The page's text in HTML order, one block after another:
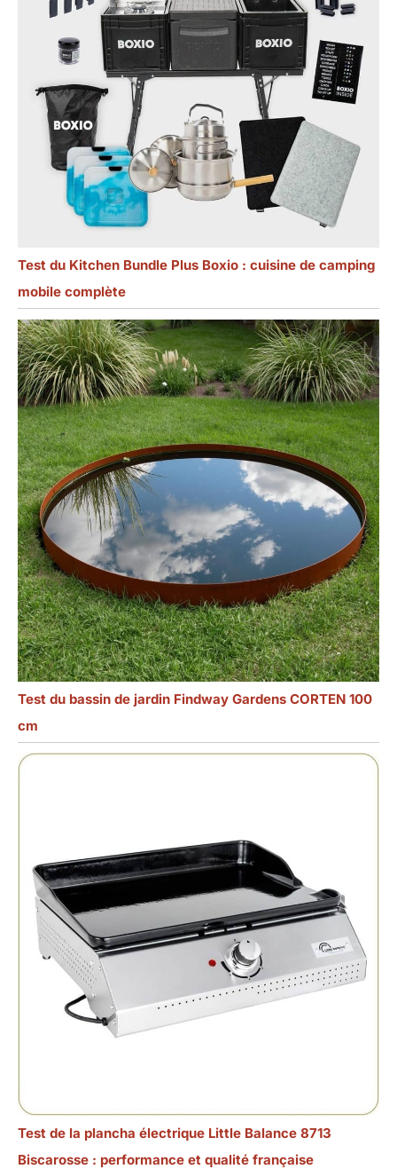
mariages, des fêtes,
des dîners en
famille et d'autres
occasions.
Test du Kitchen Bundle Plus Boxio : cuisine de camping
mobile complète
Test du bassin de jardin Findway Gardens CORTEN 100
cm
Test de la plancha électrique Little Balance 8713
Biscarosse : performance et qualité française